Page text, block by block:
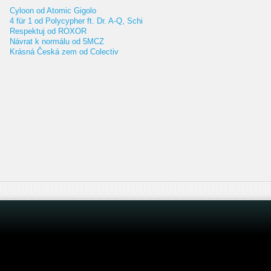
Cyloon od Atomic Gigolo
4 für 1 od Polycypher ft. Dr. A-Q, Schi
Respektuj od ROXOR
Návrat k normálu od 5MCZ
Krásná Česká zem od Colectiv